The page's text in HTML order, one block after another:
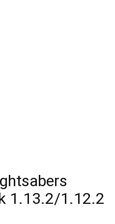
1.13.2/1.12.2